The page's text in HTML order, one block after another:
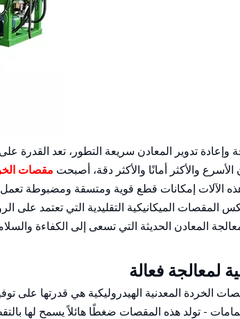
تدوير المعادن سريعة التطور، تعد القدرة
والأكثر أمانًا والأكثر دقة، أصبحت مقصات
هذه الآلات إمكانات قطع قوية ومتسقة ومضبوطة
المقصات الميكانيكية التقليدية التي تعتمد على
المعادن الحديثة التي تسعى إلى الكفاءة
لمعالجة فعالة
الخردة المعدنية الهيدروليكية هي قدرتها
- تولد هذه المقصات ضغطًا هائلاً يسمح لها